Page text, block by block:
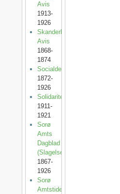
Avis
1913-
1926
Skanderborg
Avis
1868-
1874
Socialdemokraten
1872-
1926
Solidaritet
1911-
1921
Sorø
Amts
Dagblad
(SlagelsePosten)
1867-
1926
Sorø
Amtstidende